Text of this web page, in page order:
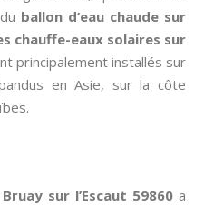
ballon d’eau chaude sur
chauffe-eaux solaires sur
principalement installés sur
en Asie, sur la côte
sur l’Escaut 59860a